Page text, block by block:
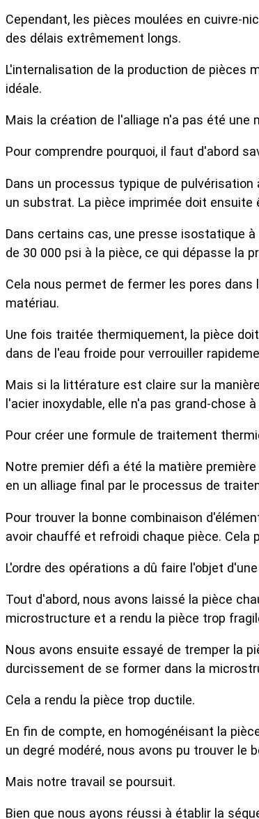
Cependant, les pièces moulées en cuivre-
des délais extrêmement longs.
L'internalisation de la production de pièces
idéale.
Mais la création de l'alliage n'a pas été une
Pour comprendre pourquoi, il faut d'abord
Dans un processus typique de
un substrat. La pièce imprimée doit
Dans certains cas, une presse isostatique
de 30 000 psi à la pièce, ce qui dépasse la
Cela nous permet de fermer les pores
matériau.
Une fois traitée thermiquement, la pièce
dans de l'eau froide pour verrouiller
Mais si la littérature est claire sur la
l'acier inoxydable, elle n'a pas grand-chose
Pour créer une formule de traitement
Notre premier défi a été la matière
en un alliage final par le processus de
Pour trouver la bonne combinaison
avoir chauffé et refroidi chaque pièce. Cela
L'ordre des opérations a dû faire l'objet
Tout d'abord, nous avons laissé la pièce
microstructure et a rendu la pièce trop
Nous avons ensuite essayé de tremper la
durcissement de se former dans la
Cela a rendu la pièce trop ductile.
En fin de compte, en homogénéisant la
un degré modéré, nous avons pu trouver
Mais notre travail se poursuit.
Bien que nous ayons réussi à établir la